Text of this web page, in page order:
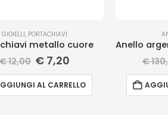
GIOIELLI, PORTACHIAVI
metallo cuore
€12,00 € 7,20
AL CARRELLO
€